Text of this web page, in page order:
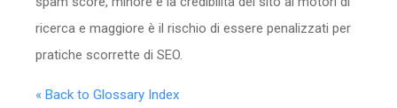
ricerca e maggiore è il rischio di essere penalizzati per
pratiche scorrette di SEO.
« Back to Glossary Index